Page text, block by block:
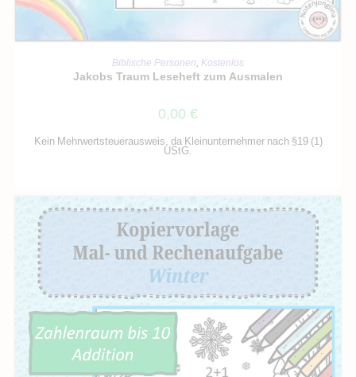
IN DEN WARENKORB
Biblische Personen, Kostenlos
Jakobs Traum Leseheft zum Ausmalen
0,00 €
Kein Mehrwertsteuerausweis, da Kleinunternehmer nach §19 (1)
UStG.